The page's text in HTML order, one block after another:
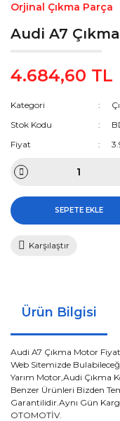
Orjinal Çıkma Parça
Audi A7
4.684,60 TL
Kategori
Stok Kodu
Fiyat
SEPETE EKLE
Karşılaştır
Ürün Bilgisi
Audi A7 Çıkma Motor
Web Sitemizde
Yarım Motor,Audi Çıkma
Benzer Ürünleri Bizden
Garantilidir.Aynı Gün
OTOMOTİV.